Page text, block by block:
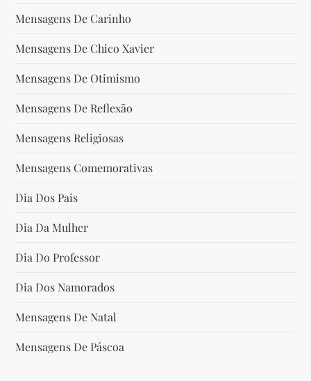
Mensagens De Carinho
Mensagens De Chico Xavier
Mensagens De Otimismo
Mensagens De Reflexão
Mensagens Religiosas
Mensagens Comemorativas
Dia Dos Pais
Dia Da Mulher
Dia Do Professor
Dia Dos Namorados
Mensagens De Natal
Mensagens De Páscoa